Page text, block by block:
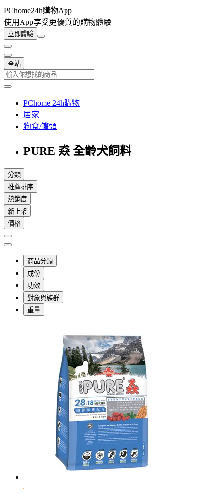
PChome24h購物App
使用App享受更優質的購物體驗
立即體驗
全站
PChome 24h購物
居家
狗食/罐頭
PURE 猋 全齡犬飼料
分類
推薦排序
熱銷度
新上架
價格
商品分類
成份
功效
對象與族群
重量